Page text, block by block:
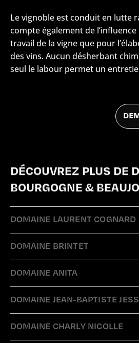
Le vignoble est conduit en lutte
compte également de
travail de la vigne que pour
des vins. Aucun désherbant
seul le labour permet un
DÉCOUVREZ PLUS DE
BOURGOGNE &
DOMAINE LAURENT COGNARD
DOMAINE BRINTET
DOMAINE ANITA
DOMAINE JEAN-BAPTISTE
DOMAINE CHARLY NICOLLE